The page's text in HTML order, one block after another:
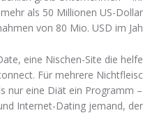
als 50 Millionen US-
von 80 Mio. USD im
eine Nischen-Site die
Für mehrere
nur eine Diät ein Programm
Internet-Dating jemand,